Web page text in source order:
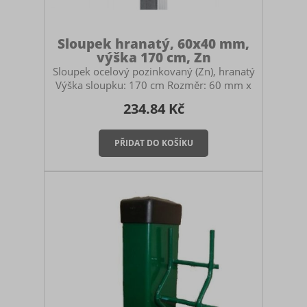
Sloupek hranatý, 60x40 mm,
výška 170 cm, Zn
Sloupek ocelový pozinkovaný (Zn), hranatý
Výška sloupku: 170 cm Rozměr: 60 mm x
plotů. Použití: průběžný, počáteční i
koncový sloupek pro panelové oplocení
nebo pletivo. Součástí sloupku je černá
plastová čepička. Montáž sloupku Sloupek
můžete zabetonovat do země, zasadit do
případě betonování myslete na to, abyste
si pořídili dostatečně vysoký sloupek.
Doporučuje se mít sloupek zabet
234.84 Kč